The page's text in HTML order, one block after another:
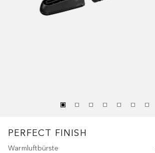
PERFECT FINISH
Warmluftbürste